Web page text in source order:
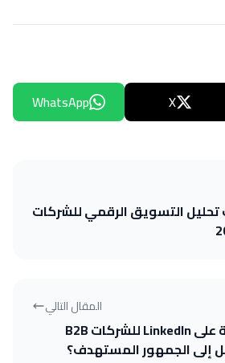
X
WhatsApp
التسويق الرقمي للشركات
المقال التالي
الإعلانات المدفوعة على LinkedIn للشركات B2B
إلى الجمهور المستهدف؟